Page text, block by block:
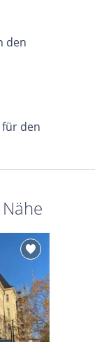
den
den